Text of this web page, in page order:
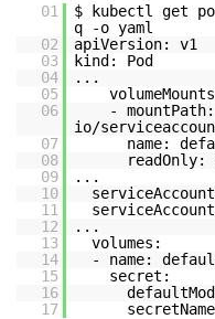
01
$ kubectl get
q -o yaml
02
apiVersion: v1
03
kind: Pod
04
...
05
06
-
io/
07
name:
08
09
...
10
11
12
...
13
volumes:
14
- name:
15
secret:
16
17